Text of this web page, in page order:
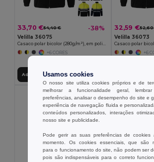
33,70 €54,40 € -38%
Velilla 36075
Casaco polar bicolor (280g/m²), em poliéster (100%)
+6 CORES
Adicionar ao Carrinho
32,59 €52,60
Velilla 36073
+6
Usamos cookies
O nosso site utiliza cookies próprios e de
melhorar a funcionalidade geral,
preferências, analisar o desempenho do site e
experiência de navegação fluida e
conteúdos personalizados, interações
nosso site e publicidade.
Pode gerir as suas preferências de cookies
momento. Os cookies essenciais, que são
para o funcionamento do site, não podem ser
pois são indispensáveis para o correto